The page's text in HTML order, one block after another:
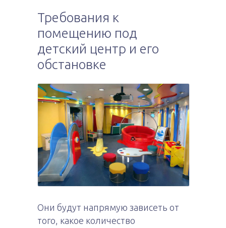
Требования к
помещению под
детский центр и его
обстановке
Они будут напрямую зависеть от
того, какое количество